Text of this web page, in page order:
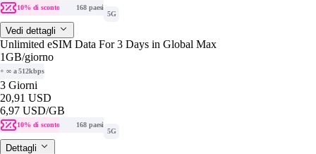
10% di sconto
168 paesi
5G
Vedi dettagli
Unlimited eSIM Data For 3 Days in Global Max
1GB/giorno
+ ∞ a 512kbps
3 Giorni
20,91 USD
6,97 USD/GB
10% di sconto
168 paesi
5G
Dettagli